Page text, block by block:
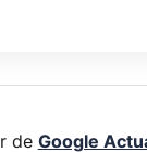
de Google